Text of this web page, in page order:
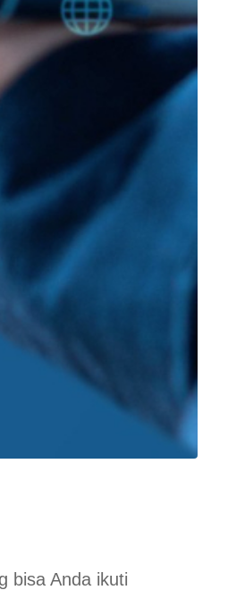
bisa Anda ikuti